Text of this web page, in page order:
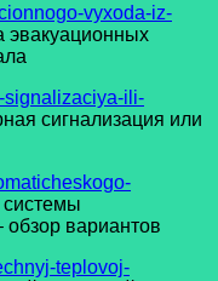
vyxoda-iz-
эвакуационных
signalizaciya-ili-
сигнализация или
обзор вариантов
teplovoj-